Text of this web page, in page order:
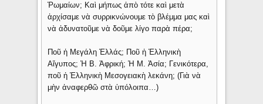
Ῥωμαίων; Καὶ μήπως ἀπὸ τότε καὶ μετὰ
ἀρχίσαμε νὰ συρρικνώνουμε τὸ βλέμμα μας καὶ
νὰ ἀδυνατοῦμε νὰ δοῦμε λίγο παρὰ πέρα;
Ποῦ ἡ Μεγάλη Ἑλλάς; Ποῦ ἡ Ἑλληνικὴ
Αἴγυπος; Ἡ Β. Ἀφρική; Ἡ Μ. Ἀσία; Γενικότερα,
ποῦ ἡ Ἑλληνικὴ Μεσογειακὴ λεκάνη; (Γιὰ νὰ
μὴν ἀναφερθῶ στὰ ὑπόλοιπα…)